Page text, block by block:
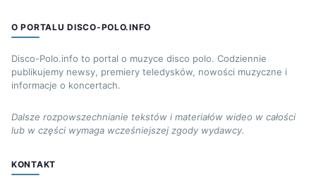
O PORTALU DISCO-POLO.INFO
Disco-Polo.info to portal o muzyce disco polo. Codziennie
publikujemy newsy, premiery teledysków, nowości muzyczne i
informacje o koncertach.
Dalsze rozpowszechnianie tekstów i materiałów wideo w całości
lub w części wymaga wcześniejszej zgody wydawcy.
KONTAKT